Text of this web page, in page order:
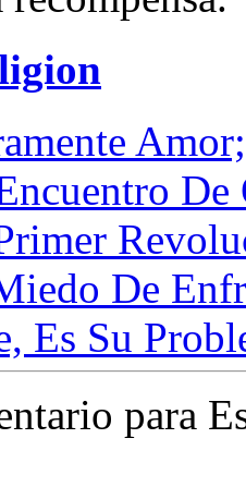
De
De
Es Su
para